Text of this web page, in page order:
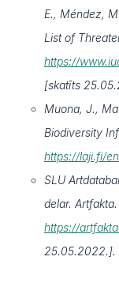
E., Méndez,
List of
https://
[skatīts
Muona, J.,
Biodiversity
https://laji.fi/
SLU
delar.
https://
25.05.2022.].